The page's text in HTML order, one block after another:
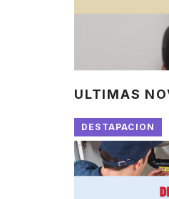
ULTIMAS
DESTAPACION